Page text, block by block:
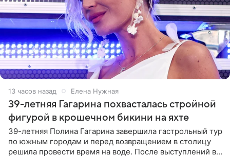
13 часов назад Елена Нужная
39-летняя Гагарина похвасталась стройной
фигурой в крошечном бикини на яхте
39-летняя Полина Гагарина завершила гастрольный тур
по южным городам и перед возвращением в столицу
решила провести время на воде. После выступлений в